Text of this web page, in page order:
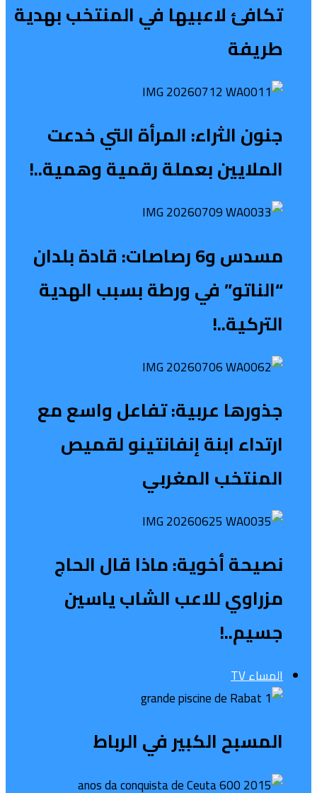
تكافئ لاعبيها في المنتخب بهدية
طريفة
جنون الثراء: المرأة التي خدعت
الملايين بعملة رقمية وهمية..!
مسدس و6 رصاصات: قادة بلدان
“الناتو” في ورطة بسبب الهدية
التركية..!
جذورها عربية: تفاعل واسع مع
ارتداء ابنة إنفانتينو لقميص
المنتخب المغربي
نصيحة أخوية: ماذا قال الحاج
مزراوي للاعب الشاب ياسين
جسيم..!
المساء TV
المسبح الكبير في الرباط